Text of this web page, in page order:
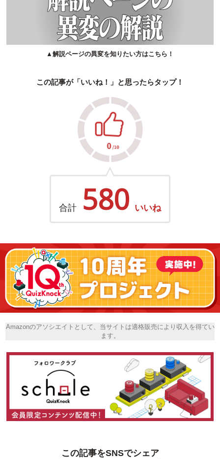
▲解説ページの異変を知りたい方はこちら！
この記事が「いいね！」と思ったらタップ！
合計 580 いいね
Amazonのアソシエイトとして、当サイトは適格販売により収入を得てい
ます。
この記事をSNSでシェア